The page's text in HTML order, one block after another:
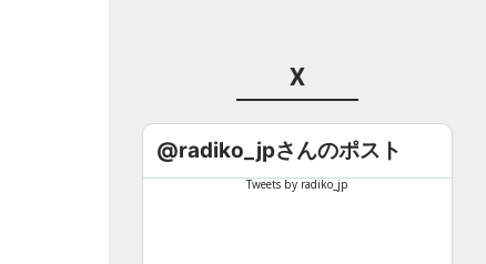
X
@radiko_jpさんのポスト
Tweets by radiko_jp